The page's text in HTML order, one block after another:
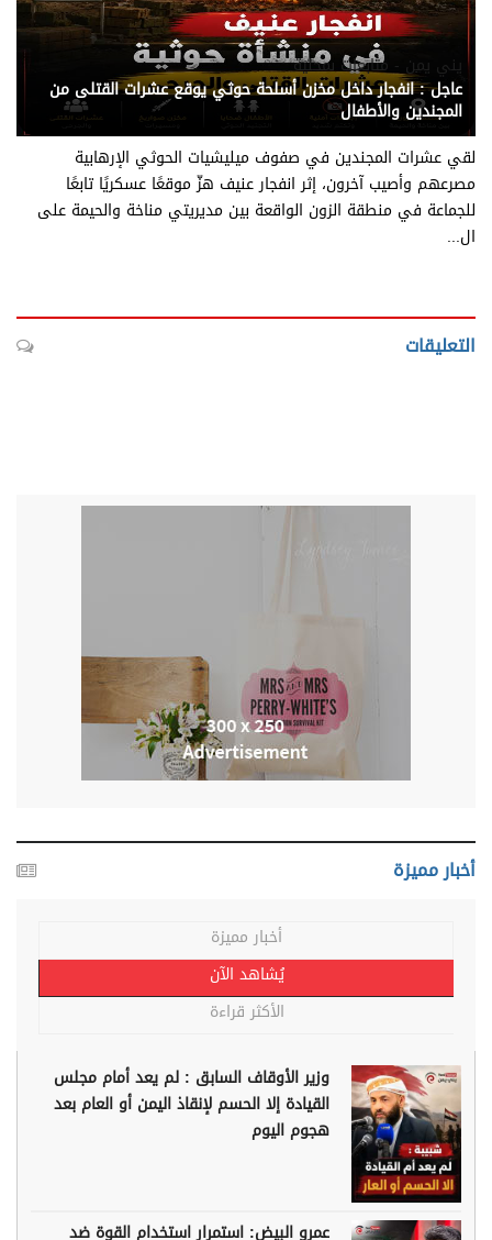
يني يمن - متابعات ىمحلية
عاجل : انفجار داخل مخزن أسلحة حوثي يوقع عشرات القتلى من
المجندين والأطفال
لقي عشرات المجندين في صفوف ميليشيات الحوثي الإرهابية
مصرعهم وأصيب آخرون، إثر انفجار عنيف هزّ موقعًا عسكريًا تابعًا
للجماعة في منطقة الزون الواقعة بين مديريتي مناخة والحيمة على
ال...
التعليقات
أخبار مميزة
أخبار مميزة
يُشاهد الآن
الأكثر قراءة
وزير الأوقاف السابق : لم يعد أمام مجلس
القيادة إلا الحسم لإنقاذ اليمن أو العام بعد
هجوم اليوم
عمرو البيض: استمرار استخدام القوة ضد